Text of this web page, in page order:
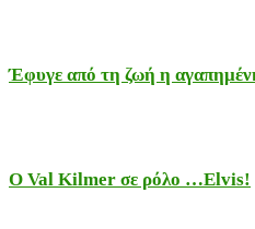
Έφυγε από τη ζωή η
Ο Val Kilmer σε ρόλο …Elvis!